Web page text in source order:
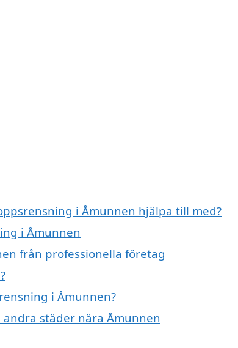
i Åmunnen hjälpa till med?
i Åmunnen
från professionella företag
i Åmunnen?
städer nära Åmunnen